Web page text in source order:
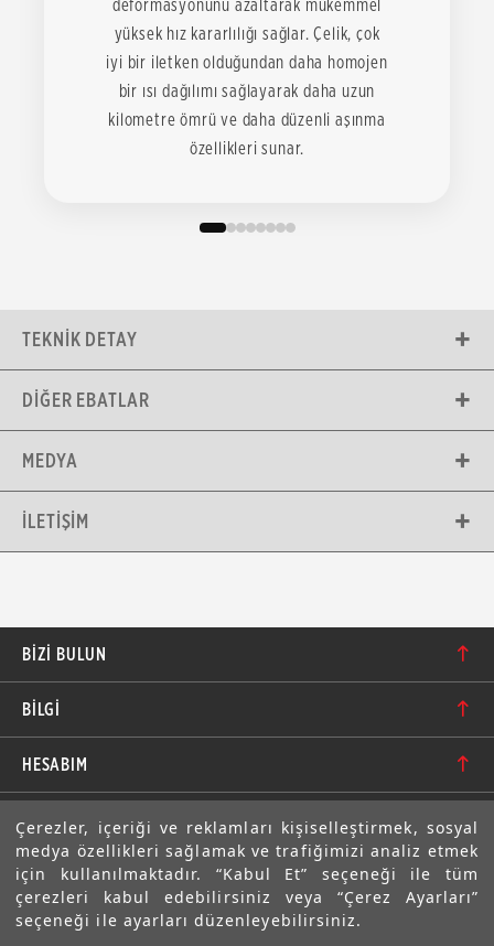
Çerezler, içeriği ve reklamları kişiselleştirmek, sosyal
medya özellikleri sağlamak ve trafiğimizi analiz etmek
için kullanılmaktadır. “Kabul Et” seçeneği ile tüm
çerezleri kabul edebilirsiniz veya “Çerez Ayarları”
seçeneği ile ayarları düzenleyebilirsiniz.
deformasyonunu azaltarak mükemmel
yüksek hız kararlılığı sağlar. Çelik, çok
iyi bir iletken olduğundan daha homojen
bir ısı dağılımı sağlayarak daha uzun
kilometre ömrü ve daha düzenli aşınma
özellikleri sunar.
TEKNIK DETAY
DIĞER EBATLAR
MEDYA
İLETIŞIM
BIZI BULUN
bilgi@motolastik.com
+90 549 549 66 86
+90 232 462 08 42
BİLGİ
Banka Hesap Numaraları
Teknik Bilgi
Sıkça Sorulan Sorular
Gizlilik Bildirimi ve Güvenlik
HESABIM
Siparişler
Adresler
Üyelik Bilgilerim
E-BÜLTEN
Abone olarak aramıza katılın. Avantajlardan ve indirimlerden
ilk sizin haberiniz olsun!